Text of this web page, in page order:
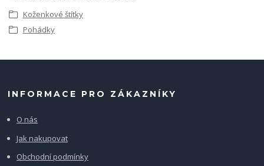
Koženkové štítky
Pohádky
INFORMACE PRO ZÁKAZNÍKY
O nás
Jak nakupovat
Obchodní podmínky